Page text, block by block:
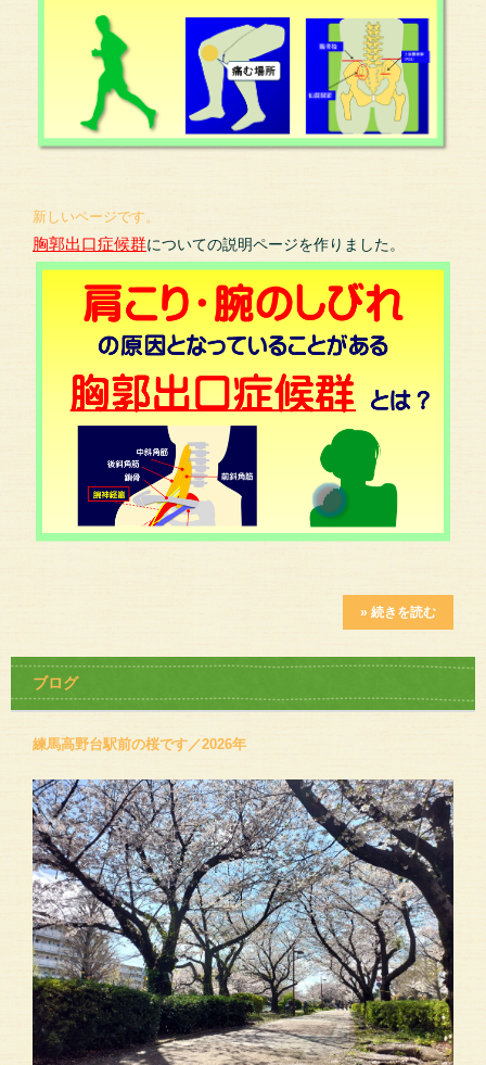
新しいページです。
胸郭出口症候群についての説明ページを作りました。
» 続きを読む
ブログ
練馬高野台駅前の桜です／2026年